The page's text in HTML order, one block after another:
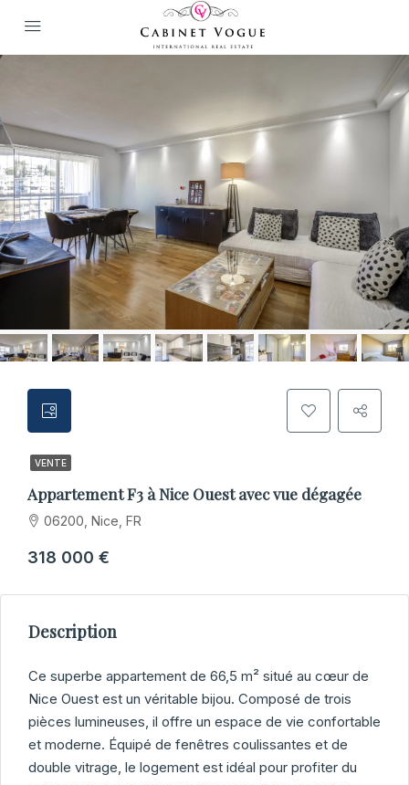
VENTE
Appartement F3 à Nice Ouest avec vue dégagée
06200, Nice, FR
318 000 €
Description
Ce superbe appartement de 66,5 m² situé au cœur de
Nice Ouest est un véritable bijou. Composé de trois
pièces lumineuses, il offre un espace de vie confortable
et moderne. Équipé de fenêtres coulissantes et de
double vitrage, le logement est idéal pour profiter du